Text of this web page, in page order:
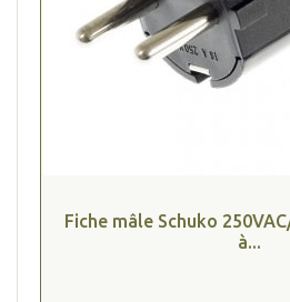
Fiche mâle Schuko
à...